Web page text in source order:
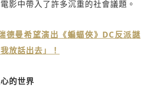
影中帶入了許多沉重的社會議題。
德曼希望演出《蝙蝠俠》DC反派謎
放話出去」！
的世界